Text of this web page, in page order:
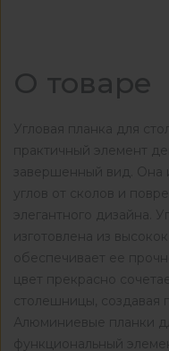
О товаре
Угловая планка для
практичный элемент
завершенный вид. Она
углов от сколов и
элегантного дизайна.
изготовлена из
обеспечивает ее
цвет прекрасно
столешницы, создавая
Алюминиевые планки
функциональный